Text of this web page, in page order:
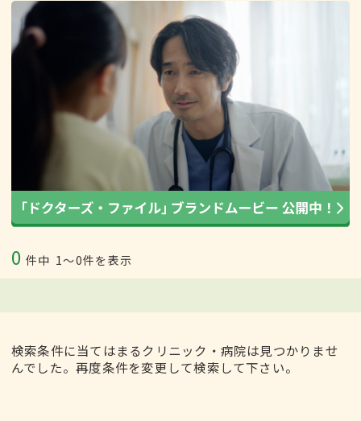
0 件中 1〜0件を表示
検索条件に当てはまるクリニック・病院は見つかりませ
んでした。再度条件を変更して検索して下さい。